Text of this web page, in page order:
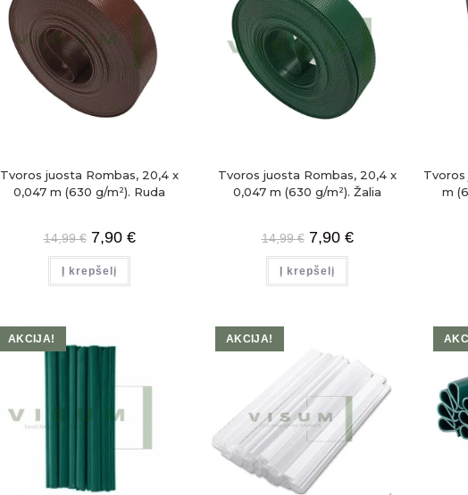
Tvoros juosta Rombas, 20,4 x
0,047 m (630 g/m²). Ruda
14,99€ 7,90 €
Į krepšelį
Tvoros juosta Rombas, 20,4 x
0,047 m (630 g/m²). Žalia
14,99€ 7,90 €
Į krepšelį
Tvoros
m
AKCIJA! AKCIJA!